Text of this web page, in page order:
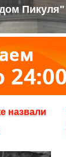
Пикуля"
назвали